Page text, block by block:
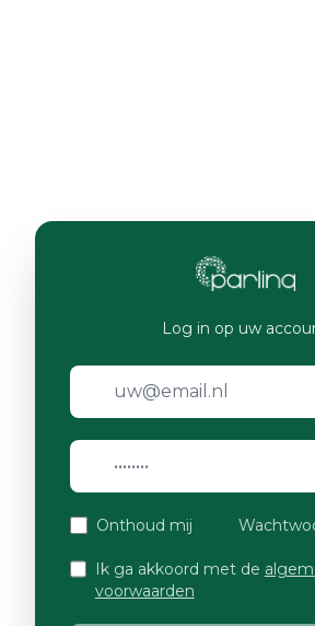
Log in op uw
Onthoud mij
Ik ga akkoord met de
voorwaarden